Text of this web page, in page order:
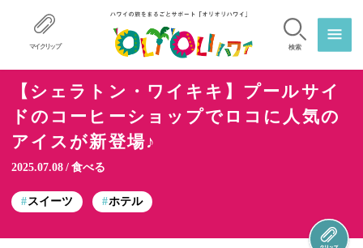
マイクリップ 検索
【シェラトン・ワイキキ】プールサイ
ドのコーヒーショップでロコに人気の
アイスが新登場♪
2025.07.08 食べる
スイーツ ホテル